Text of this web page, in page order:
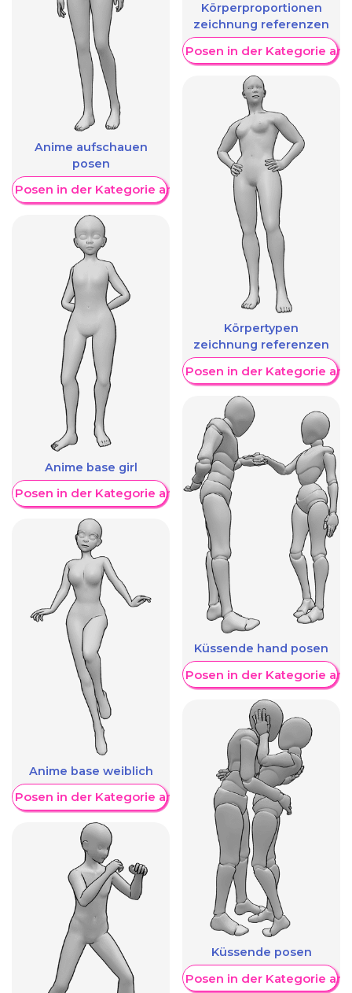
Anime aufschauen
posen
Posen in der Kategorie anzeigen
Anime base girl
Posen in der Kategorie anzeigen
Anime base weiblich
Posen in der Kategorie anzeigen
Körperproportionen
zeichnung referenzen
Weitere Posen in der Kategorie
Körpertypen
zeichnung referenzen
Weitere Posen in der Kategorie
Küssende hand posen
Weitere Posen in der Kategorie
Küssende posen
Weitere Posen in der Kategorie